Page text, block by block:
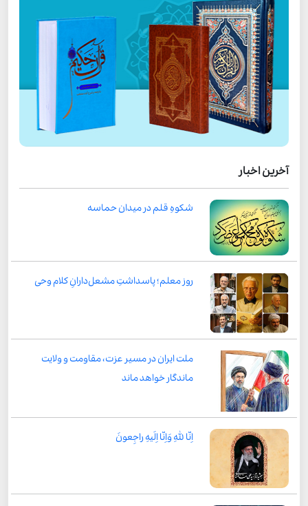
آخرین اخبار
شکوهِ قلم در میدان حماسه
روز معلم؛ پاسداشتِ مشعل‌دارانِ کلام وحی
ملت ایران در مسیر عزت، مقاومت و ولایت
ماندگار خواهد ماند
اِنّا لِلّٰهِ وَاِنّا اِلَیهِ راجِعونَ